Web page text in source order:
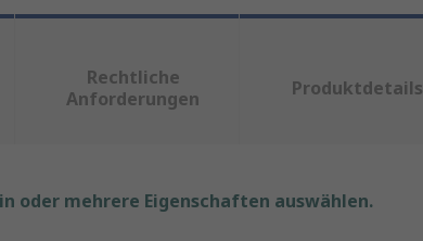
Rechtliche
Anforderungen
Produktdetails
oder mehrere Eigenschaften auswählen.